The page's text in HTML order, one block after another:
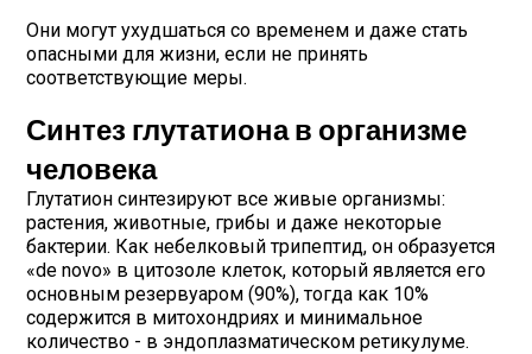
Они могут ухудшаться со временем и даже стать
опасными для жизни, если не принять
соответствующие меры.
Синтез глутатиона в организме
человека
Глутатион синтезируют все живые организмы:
растения, животные, грибы и даже некоторые
бактерии. Как небелковый трипептид, он образуется
«de novo» в цитозоле клеток, который является его
основным резервуаром (90%), тогда как 10%
содержится в митохондриях и минимальное
количество - в эндоплазматическом ретикулуме.